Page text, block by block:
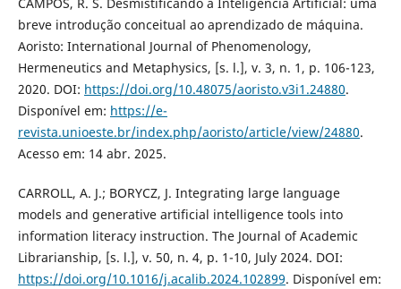
breve introdução conceitual ao aprendizado de máquina.
Aoristo: International Journal of Phenomenology,
Hermeneutics and Metaphysics, [s. l.], v. 3, n. 1, p. 106-123,
2020. DOI: https://doi.org/10.48075/aoristo.v3i1.24880.
Disponível em: https://e-
revista.unioeste.br/index.php/aoristo/article/view/24880.
Acesso em: 14 abr. 2025.
CARROLL, A. J.; BORYCZ, J. Integrating large language
models and generative artificial intelligence tools into
information literacy instruction. The Journal of Academic
Librarianship, [s. l.], v. 50, n. 4, p. 1-10, July 2024. DOI:
https://doi.org/10.1016/j.acalib.2024.102899. Disponível em: